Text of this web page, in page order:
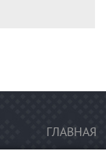
ГЛАВНАЯ